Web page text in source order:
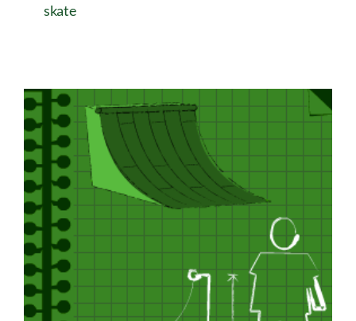
Goofy ou regular : position des pieds sur un
skate